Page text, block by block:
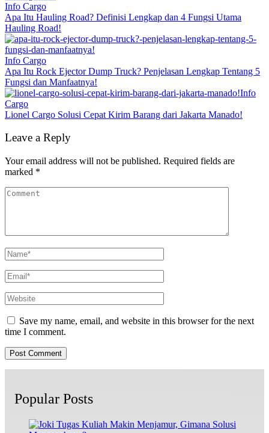
Info Cargo
Apa Itu Hauling Road? Definisi Lengkap dan 4 Fungsi Utama
Hauling Road!
Info Cargo
Apa Itu Rock Ejector Dump Truck? Penjelasan Lengkap Tentang 5
Fungsi dan Manfaatnya!
Info
Cargo
Lionel Cargo Solusi Cepat Kirim Barang dari Jakarta Manado!
Leave a Reply
Your email address will not be published. Required fields are
marked *
Save my name, email, and website in this browser for the next
time I comment.
Popular Posts